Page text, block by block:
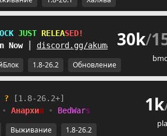
OCK JUST REL EASED!
Now discord.gg/akumamc30k/
1.8-26.2 Обновление
? [1 . 8-26. 2+]
• Анархия • BedWars 1k
Выживание 1.8-26.2